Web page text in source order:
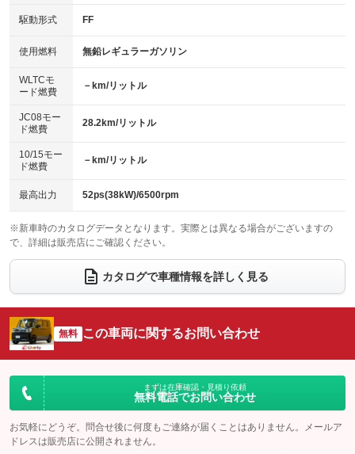
USB入力端子
：装備なし
100V電源
：装備なし
センターデフロック
：装備なし
電動格納ミラー
：装備なし
HID(キセノンライト)
：装備なし
バックカメラ
：装備なし
エアロ
：装備なし
：装備なし
パワーシート
ベンチシート
：装備あり
チップアップシート
：装備なし
：装備なし ：装備あり
ウォークスルー
：装備なし
電動リアゲート フロントカメラ
：装備なし
：装備なし ：装備なし
サイドカメラ
：装備なし ルーフレール
：装備なし
：装備なし
：装備なし
駆動形式 FF
使用燃料 無鉛レギュラーガソリン
WLTCモ
ード燃費
－km/リットル
JC08モー
ド燃費
28.2km/リットル
10/15モー
ド燃費
－km/リットル
最高出力 52ps(38kW)/6500rpm
※新車時のカタログデータとなります。実際とは異なる場合がございますの
で、詳細は販売店にご確認ください。
カタログで車種情報を詳しく見る
無料 この車両に関するお問い合わせ
まずは在庫確認・見積り依頼
無料電話でお問い合わせ
お気軽にどうぞ。問合せ後に何度もご連絡が届くことはありません。メールア
ドレスは販売店に公開されません。